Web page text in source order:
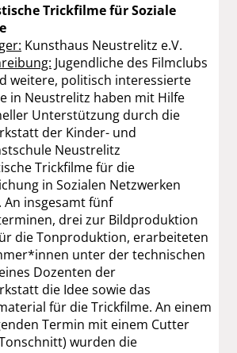
Trickfilme für Soziale
Kunsthaus Neustrelitz e.V.
Jugendliche des Filmclubs
weitere, politisch interessierte
in Neustrelitz haben mit Hilfe
Unterstützung durch die
der Kinder- und
Neustrelitz
Trickfilme für die
in Sozialen Netzwerken
insgesamt fünf
drei zur Bildproduktion
die Tonproduktion, erarbeiteten
unter der technischen
Dozenten der
die Idee sowie das
für die Trickfilme. An einem
Termin mit einem Cutter
wurden die